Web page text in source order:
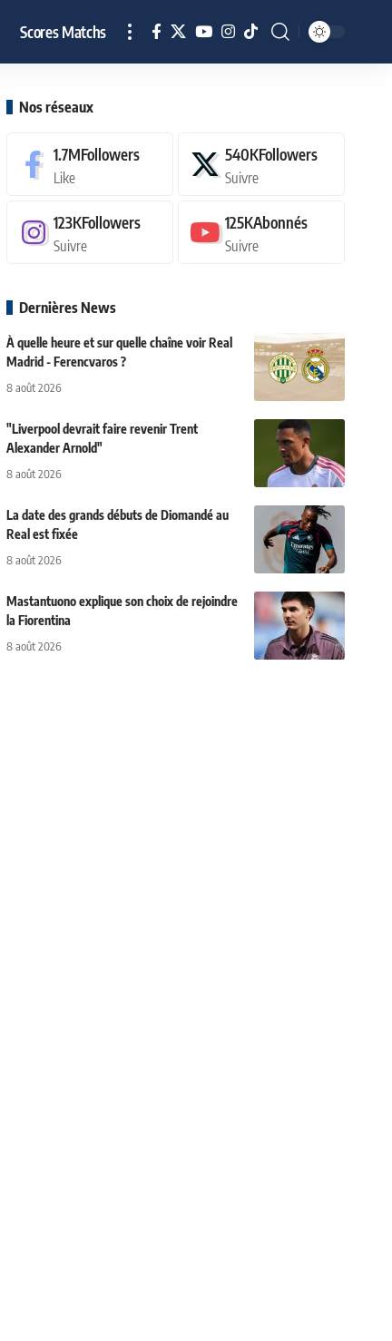
Scores Matchs
Nos réseaux
1.7MFollowers
Like
540KFollowers
Suivre
123KFollowers
Suivre
125KAbonnés
Suivre
Dernières News
À quelle heure et sur quelle chaîne voir Real
Madrid - Ferencvaros ?
8 août 2026
"Liverpool devrait faire revenir Trent
Alexander Arnold"
8 août 2026
La date des grands débuts de Diomandé au
Real est fixée
8 août 2026
Mastantuono explique son choix de rejoindre
la Fiorentina
8 août 2026